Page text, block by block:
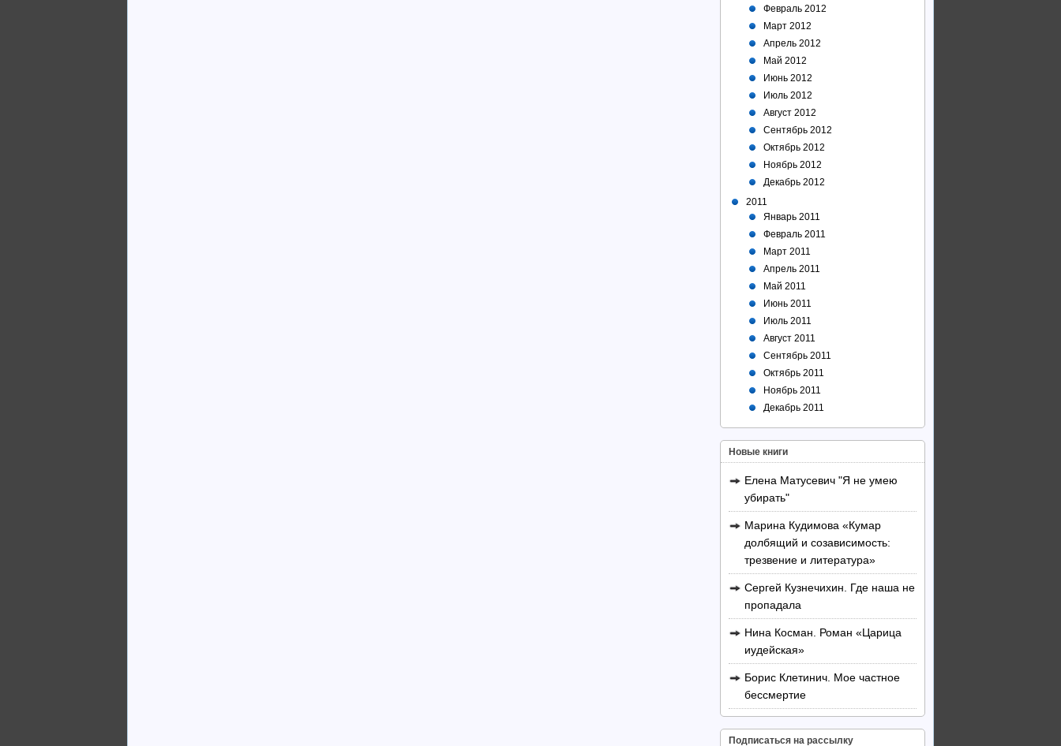
Февраль 2012
Март 2012
Апрель 2012
Май 2012
Июнь 2012
Июль 2012
Август 2012
Сентябрь 2012
Октябрь 2012
Ноябрь 2012
Декабрь 2012
2011
Январь 2011
Февраль 2011
Март 2011
Апрель 2011
Май 2011
Июнь 2011
Июль 2011
Август 2011
Сентябрь 2011
Октябрь 2011
Ноябрь 2011
Декабрь 2011
Новые книги
Елена Матусевич "Я не умею
убирать"
Марина Кудимова «Кумар
долбящий и созависимость:
трезвение и литература»
Сергей Кузнечихин. Где наша не
пропадала
Нина Косман. Роман «Царица
иудейская»
Борис Клетинич. Мое частное
бессмертие
Подписаться на рассылку